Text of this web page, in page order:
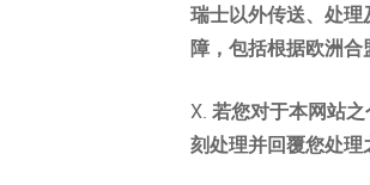
瑞士以外传送、处
障，包括根据欧洲合
若您对于本网站
刻处理并回覆您处理